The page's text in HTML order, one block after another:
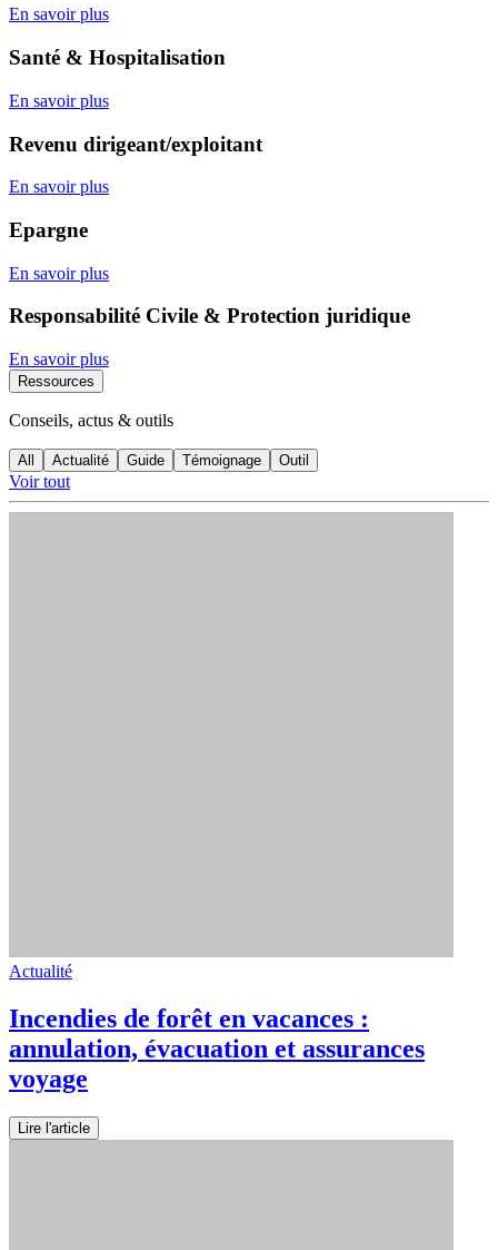
En savoir plus
Santé & Hospitalisation
En savoir plus
Revenu dirigeant/exploitant
En savoir plus
Epargne
En savoir plus
Responsabilité Civile & Protection juridique
En savoir plus
Ressources
Conseils, actus & outils
All Actualité Guide Témoignage Outil
Voir tout
Actualité
Incendies de forêt en vacances :
annulation, évacuation et assurances
voyage
Lire l'article